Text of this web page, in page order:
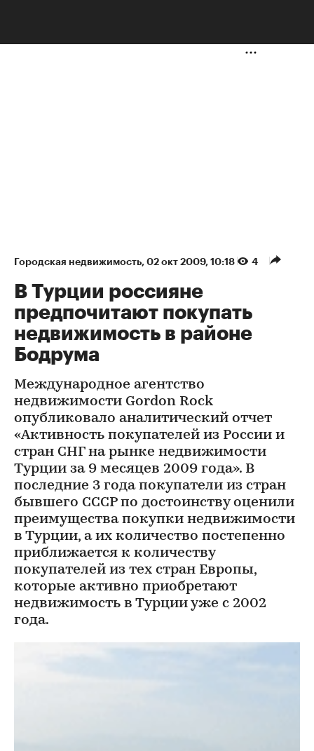
Городская недвижимость⁠, 02 окт 2009, 10:18 4
В Турции россияне
предпочитают покупать
недвижимость в районе
Бодрума
Международное агентство
недвижимости Gordon Rock
опубликовало аналитический отчет
«Активность покупателей из России и
стран СНГ на рынке недвижимости
Турции за 9 месяцев 2009 года». В
последние 3 года покупатели из стран
бывшего СССР по достоинству оценили
преимущества покупки недвижимости
в Турции, а их количество постепенно
приближается к количеству
покупателей из тех стран Европы,
которые активно приобретают
недвижимость в Турции уже с 2002
года.